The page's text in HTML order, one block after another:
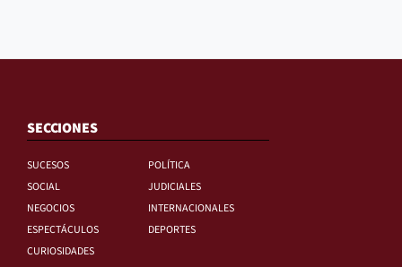
SECCIONES
SUCESOS
POLÍTICA
SOCIAL
JUDICIALES
NEGOCIOS
INTERNACIONALES
ESPECTÁCULOS
DEPORTES
CURIOSIDADES